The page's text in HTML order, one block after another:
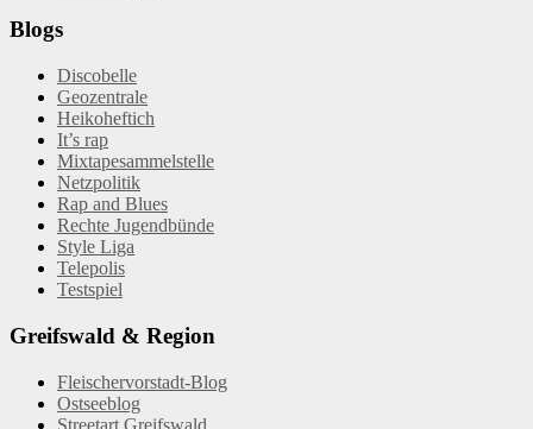
Blogs
Discobelle
Geozentrale
Heikoheftich
It’s rap
Mixtapesammelstelle
Netzpolitik
Rap and Blues
Rechte Jugendbünde
Style Liga
Telepolis
Testspiel
Greifswald & Region
Fleischervorstadt-Blog
Ostseeblog
Streetart Greifswald